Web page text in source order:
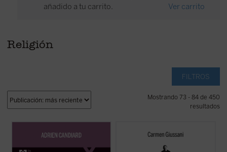
añadido a tu carrito.
Ver carrito
Religión
FILTROS
Mostrando 73 - 84 de 450
resultados
últimas décadas del siglo XX, el dominico
en un mundo firme y tranquilizador que, de
recoge cerca de un centenar de
vida, compartieron un tramo de camino con